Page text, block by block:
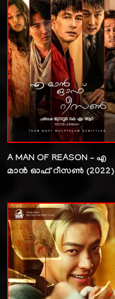
A MAN OF REASON – എ
മാൻ ഓഫ് റീസൺ (2022)